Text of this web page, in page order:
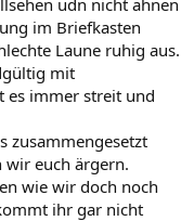
sind !!!! ????
CT nix zu tun hab...
udn nicht ahnen
im Briefkasten
Laune ruhig aus.
mit
es immer streit und
zusammengesetzt
wir euch ärgern.
wie wir doch noch
ihr gar nicht